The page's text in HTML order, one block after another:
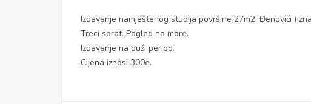
Izdavanje namještenog studija površine 27m2, Đenovići
Treci sprat. Pogled na more.
Izdavanje na duži period.
Cijena iznosi 300e.